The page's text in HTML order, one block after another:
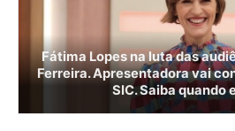
Fátima Lopes na luta das
Ferreira. Apresentadora vai
SIC. Saiba quando